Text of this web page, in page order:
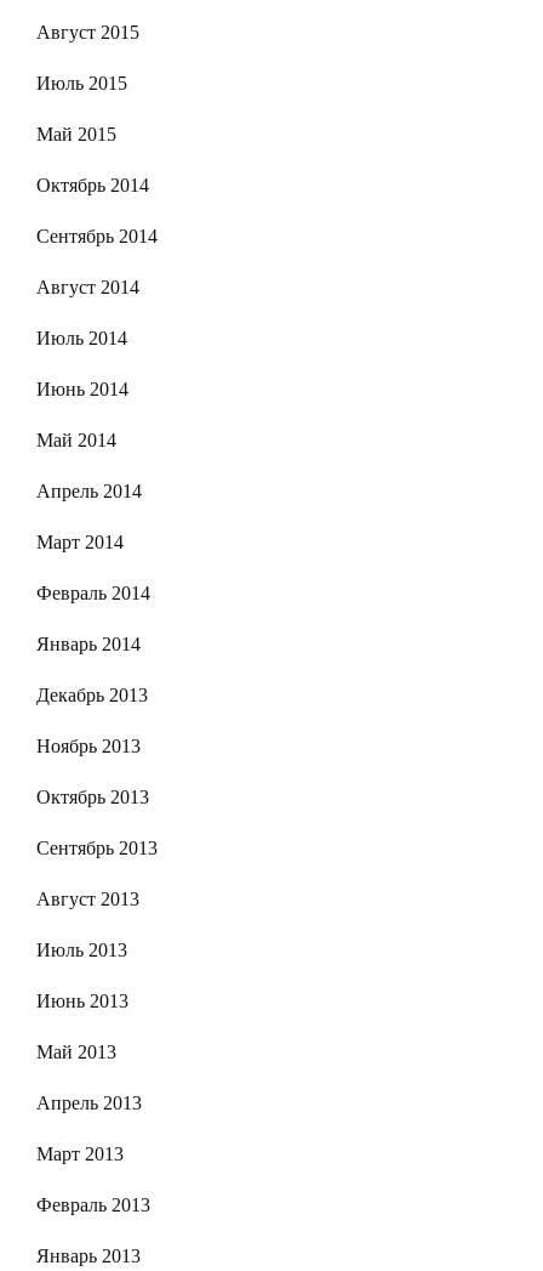
Август 2015
Июль 2015
Май 2015
Октябрь 2014
Сентябрь 2014
Август 2014
Июль 2014
Июнь 2014
Май 2014
Апрель 2014
Март 2014
Февраль 2014
Январь 2014
Декабрь 2013
Ноябрь 2013
Октябрь 2013
Сентябрь 2013
Август 2013
Июль 2013
Июнь 2013
Май 2013
Апрель 2013
Март 2013
Февраль 2013
Январь 2013